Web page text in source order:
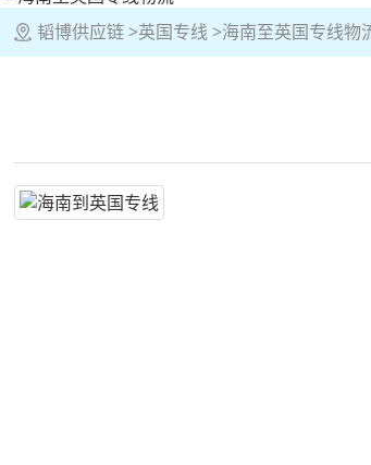
韬博供应链 英国专线 海南至英国专线物